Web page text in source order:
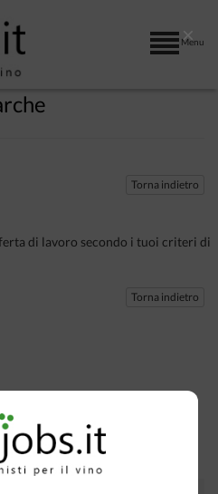
Menu
Torna indietro
di lavoro secondo i tuoi criteri di
Torna indietro
×